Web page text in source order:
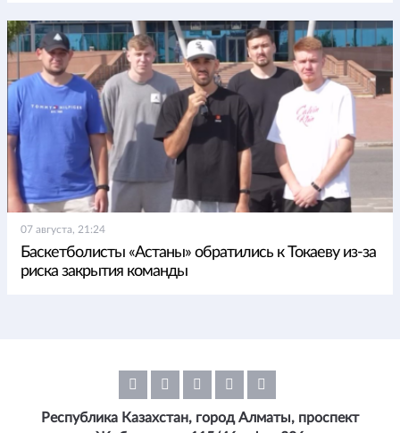
07 августа, 21:24
Баскетболисты «Астаны» обратились к Токаеву из-за
риска закрытия команды
Республика Казахстан, город Алматы, проспект